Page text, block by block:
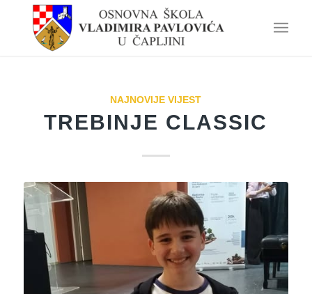
NAJNOVIJE VIJEST
TREBINJE CLASSIC